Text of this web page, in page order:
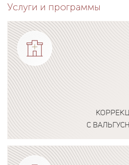
Услуги и программы
С
Подробнее о программе